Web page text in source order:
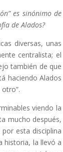
es sinónimo de
de Alados?
diversas, unas
centralista; el
también de que
haciendo Alados
viendo la
mucho después,
esta disciplina
historia, la llevó a